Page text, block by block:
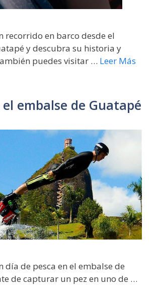
recorrido en barco desde el
y descubra su historia y
puedes visitar … Leer Más
el embalse de Guatapé
día de pesca en el embalse de
de capturar un pez en uno de …